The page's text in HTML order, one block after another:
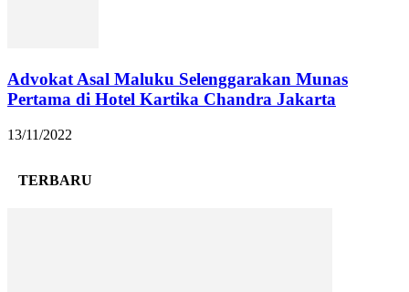
Advokat Asal Maluku Selenggarakan Munas
Pertama di Hotel Kartika Chandra Jakarta
13/11/2022
TERBARU